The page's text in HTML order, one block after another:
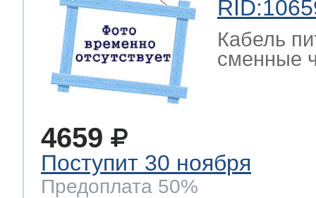
Кабель
сменные
4659
Поступит 30 ноября
Предоплата 50%